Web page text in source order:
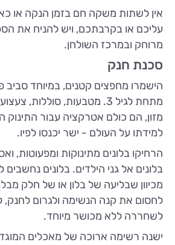
אין לשתות משקה חם בזמן הנקה או
עליכם או בקרבתכם, ויש להניח את
מרוחק ובמרכז השולחן.
סכנת חנק
הישמרו מחפצים קטנים, במיוחד סביב
מתחת לגיל 3. מטבעות, סוללות,
מזון, הם כולם אטרקציה עבור התינוק
למידתו על העולם - ישר יכנסו לפיו.
הרחיקו בלונים מתינוקות ומפעוטות,
בלונים אל גני הילדים. בלונים נחשבים
מכיוון שבליעה של בלון או של חלק
לחסום את קנה הנשימה ולגרום לחנק,
לשחררה ללא מכושר מיוחד.
ישנה רשימה ארוכה של מאכלים